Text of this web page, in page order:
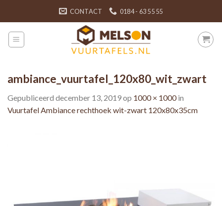
content
CONTACT 0184 - 63 55 55
ambiance_vuurtafel_120x80_wit_zwart
Gepubliceerd december 13, 2019op 1000 × 1000in
Vuurtafel Ambiance rechthoek wit-zwart 120x80x35cm